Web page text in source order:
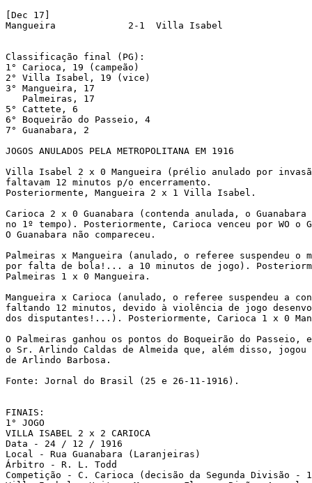
[Dec 17]
Mangueira             2-1  Villa Isabel
Classificação final (PG):
1° Carioca, 19 (campeão)
2° Villa Isabel, 19 (vice)
3° Mangueira, 17
   Palmeiras, 17
5° Cattete, 6
6° Boqueirão do Passeio, 4
7° Guanabara, 2
JOGOS ANULADOS PELA METROPOLITANA EM 1916
Villa Isabel 2 x 0 Mangueira (prélio anulado por
faltavam 12 minutos p/o encerramento.
Posteriormente, Mangueira 2 x 1 Villa Isabel.
Carioca 2 x 0 Guanabara (contenda anulada, o
no 1º tempo). Posteriormente, Carioca venceu por WO o
O Guanabara não compareceu.
Palmeiras x Mangueira (anulado, o referee suspendeu o
por falta de bola!... a 10 minutos de jogo).
Palmeiras 1 x 0 Mangueira.
Mangueira x Carioca (anulado, o referee suspendeu a
faltando 12 minutos, devido à violência de jogo
dos disputantes!...). Posteriormente, Carioca 1 x 0
O Palmeiras ganhou os pontos do Boqueirão do Passeio,
o Sr. Arlindo Caldas de Almeida que, além disso, jogou
de Arlindo Barbosa.
Fonte: Jornal do Brasil (25 e 26-11-1916).
FINAIS:
1° JOGO
VILLA ISABEL 2 x 2 CARIOCA
Data - 24 / 12 / 1916
Local - Rua Guanabara (Laranjeiras)
Árbitro - R. L. Todd
Competição - C. Carioca (decisão da Segunda Divisão -